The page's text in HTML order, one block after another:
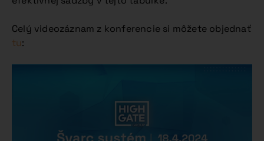
Celý videozáznam z konferencie si môžete objednať
tu: